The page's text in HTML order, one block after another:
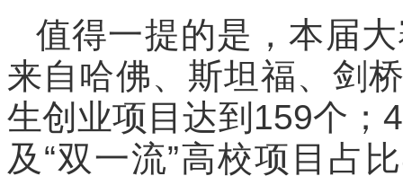
值得一提的是，本届
来自哈佛、斯坦福、剑
生创业项目达到159个；
及“双一流”高校项目占